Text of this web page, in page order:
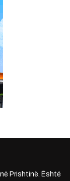
Prishtinë. Është